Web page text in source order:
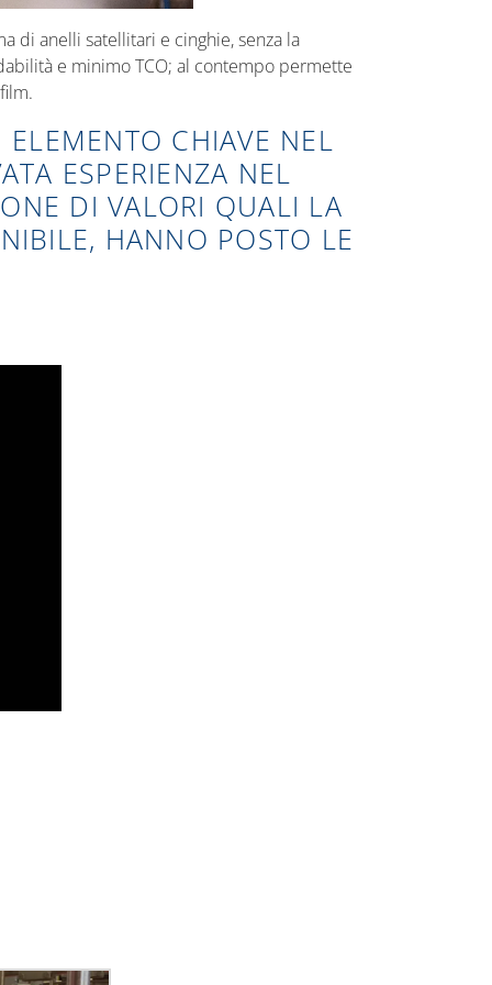
di anelli satellitari e cinghie, senza la
e minimo TCO; al contempo permette
CHIAVE NEL
ESPERIENZA NEL
DI VALORI QUALI LA
HANNO POSTO LE